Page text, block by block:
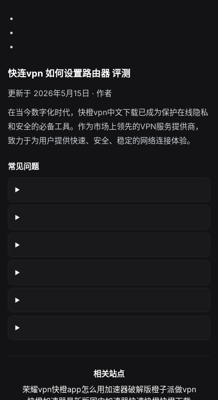
快连vpn 如何设置路由器 评测
更新于 2026年5月15日 · 作者
在当今数字化时代，快橙vpn中文下载已成为保护在线隐私
和安全的必备工具。作为市场上领先的VPN服务提供商，
致力于为用户提供快速、安全、稳定的网络连接体验。
常见问题
相关站点
荣耀vpn快橙app怎么用加速器破解版橙子派做vpn